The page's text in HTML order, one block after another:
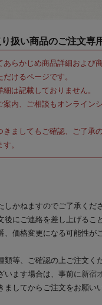
扱い商品のご注文専
あらかじめ商品詳細および
けるページです。
は記載しておりません。
案内、ご相談もオンライン
ましてもご確認、ご了承
。
しかねますのでご了承くだ
後にご連絡を差し上げるこ
、価格変更になる可能性が
等、ご確認の上ご注文く
います場合は、事前に新宿
してからご注文をお願い